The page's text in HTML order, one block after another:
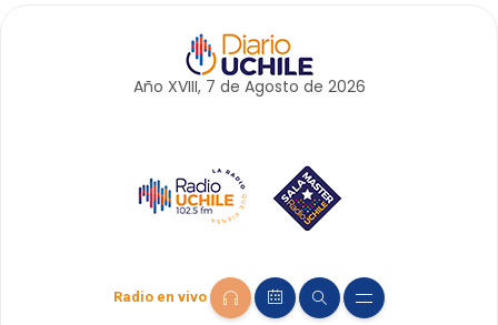
Año XVIII, 7 de Agosto de 2026
Radio en vivo